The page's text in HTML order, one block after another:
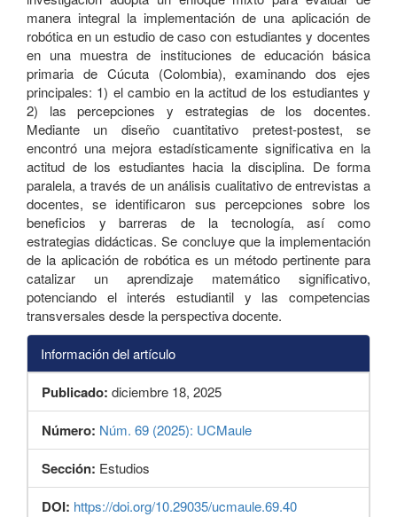
manera integral la implementación de una aplicación de
robótica en un estudio de caso con estudiantes y docentes
en una muestra de instituciones de educación básica
primaria de Cúcuta (Colombia), examinando dos ejes
principales: 1) el cambio en la actitud de los estudiantes y
2) las percepciones y estrategias de los docentes.
Mediante un diseño cuantitativo pretest-postest, se
encontró una mejora estadísticamente significativa en la
actitud de los estudiantes hacia la disciplina. De forma
paralela, a través de un análisis cualitativo de entrevistas a
docentes, se identificaron sus percepciones sobre los
beneficios y barreras de la tecnología, así como
estrategias didácticas. Se concluye que la implementación
de la aplicación de robótica es un método pertinente para
catalizar un aprendizaje matemático significativo,
potenciando el interés estudiantil y las competencias
transversales desde la perspectiva docente.
Información del artículo
Publicado: diciembre 18, 2025
Número: Núm. 69 (2025): UCMaule
Sección: Estudios
DOI: https://doi.org/10.29035/ucmaule.69.40